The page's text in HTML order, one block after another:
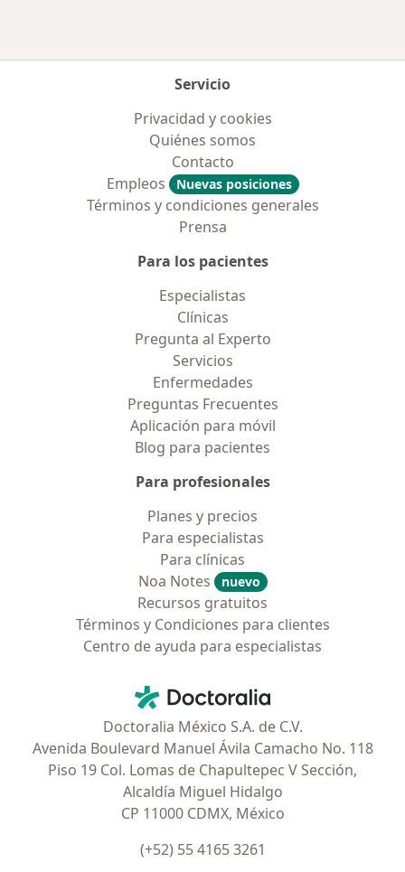
Servicio
Privacidad y cookies
Quiénes somos
Contacto
Empleos
Nuevas posiciones
Términos y condiciones generales
Prensa
Para los pacientes
Especialistas
Clínicas
Pregunta al Experto
Servicios
Enfermedades
Preguntas Frecuentes
Aplicación para móvil
Blog para pacientes
Para profesionales
Planes y precios
Para especialistas
Para clínicas
Noa Notes
nuevo
Recursos gratuitos
Términos y Condiciones para clientes
Centro de ayuda para especialistas
Doctoralia - Página de inicio
Doctoralia México S.A. de C.V.
Avenida Boulevard Manuel Ávila Camacho No. 118
Piso 19 Col. Lomas de Chapultepec V Sección,
Alcaldía Miguel Hidalgo
CP 11000 CDMX, México
(+52) 55 4165 3261